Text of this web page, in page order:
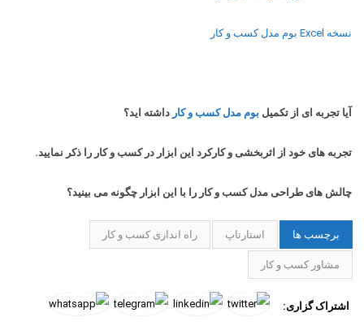
نسخه Excel بوم مدل کسب و کار
آیا تجربه ای از تکمیل بوم مدل کسب و کار داشته اید؟
تجربه های خود از اثربخشی و کارکرد این ابزار در کسب و کار را ذکر نمایید.
چالش های طراحی مدل کسب و کار را با این ابزار چگونه می بینید؟
برچسب ها استارتاپ راه اندازی کسب و کار
مشاور کسب و کار
اشتراک گزاری: